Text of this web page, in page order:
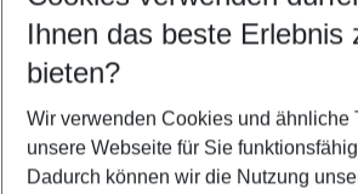
Reisezeitraum wählen
11.08.26– 09.08.27 5-8 Nächte
2 Erwachsene Keine Kinder
Mehr Filter anzeigen
Ihnen das beste Erlebnis
bieten?
Wir verwenden Cookies und ähnliche
unsere Webseite für Sie
Dadurch können wir die Nutzung